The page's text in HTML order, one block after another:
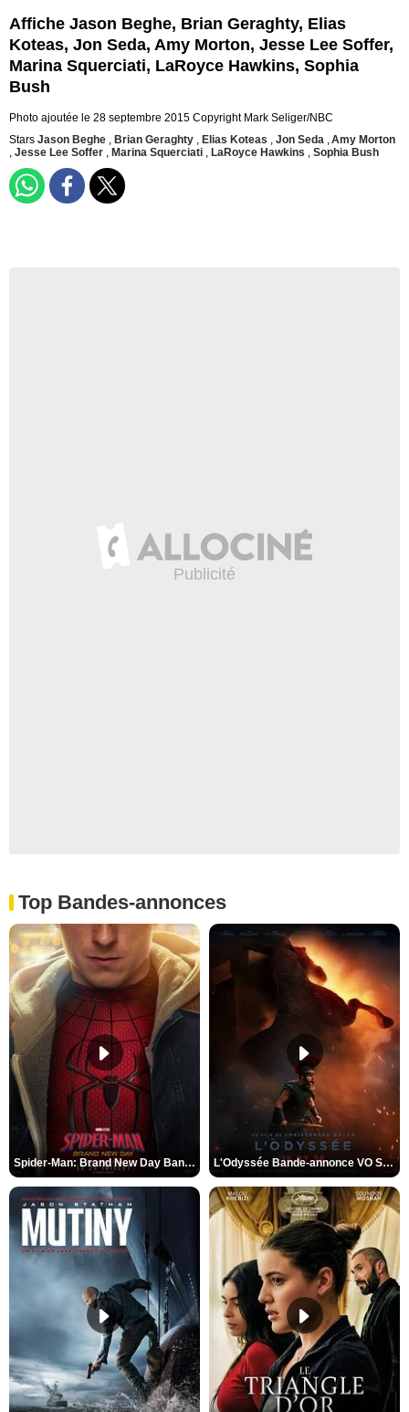
Affiche Jason Beghe, Brian Geraghty, Elias
Koteas, Jon Seda, Amy Morton, Jesse Lee Soffer,
Marina Squerciati, LaRoyce Hawkins, Sophia
Bush
Photo ajoutée le 28 septembre 2015 Copyright Mark Seliger/NBC
Stars Jason Beghe , Brian Geraghty , Elias Koteas , Jon Seda ,Amy Morton
, Jesse Lee Soffer , Marina Squerciati , LaRoyce Hawkins , Sophia Bush
Top Bandes-annonces
Spider-Man: Brand New Day Bande-annonce VO STFR L'Odyssée Bande-annonce VO STFR